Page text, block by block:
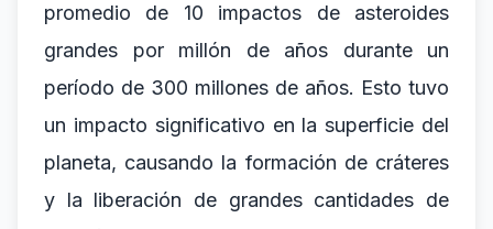
promedio de 10 impactos de asteroides
grandes por millón de años durante un
período de 300 millones de años. Esto tuvo
un impacto significativo en la superficie del
planeta, causando la formación de cráteres
y la liberación de grandes cantidades de